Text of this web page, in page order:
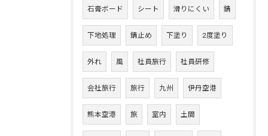
石膏ボード シート 滑りにくい 錆
下地処理 錆止め 下塗り 2度塗り
外れ 風 社員旅行 社員研修
会社旅行 旅行 九州 伊丹空港
熊本空港 旅 室内 土間